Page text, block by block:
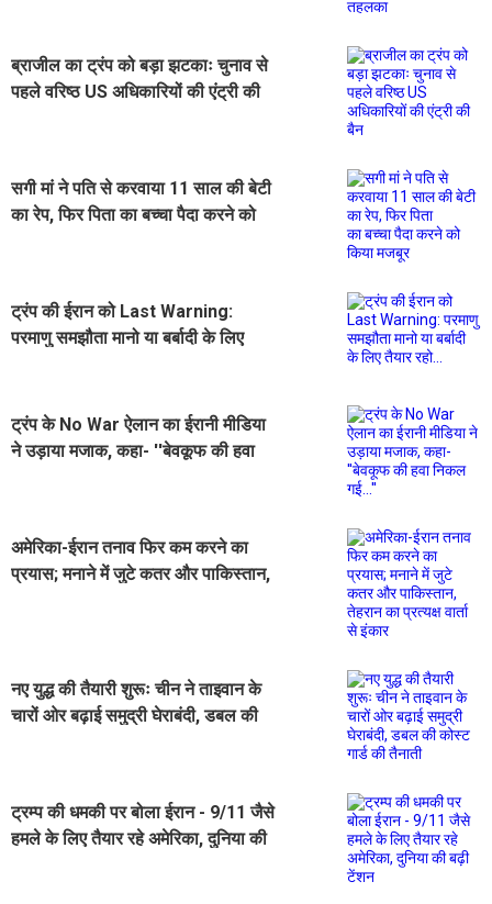
ब्राजील का ट्रंप को बड़ा झटकाः चुनाव से
पहले वरिष्ठ US अधिकारियों की एंट्री की
सगी मां ने पति से करवाया 11 साल की बेटी
का रेप, फिर पिता का बच्चा पैदा करने को
ट्रंप की ईरान को Last Warning:
परमाणु समझौता मानो या बर्बादी के लिए
ट्रंप के No War ऐलान का ईरानी मीडिया
ने उड़ाया मजाक, कहा- ''बेवकूफ की हवा
अमेरिका-ईरान तनाव फिर कम करने का
प्रयास; मनाने में जुटे कतर और पाकिस्तान,
नए युद्ध की तैयारी शुरूः चीन ने ताइवान के
चारों ओर बढ़ाई समुद्री घेराबंदी, डबल की
ट्रम्प की धमकी पर बोला ईरान - 9/11 जैसे
हमले के लिए तैयार रहे अमेरिका, दुनिया की